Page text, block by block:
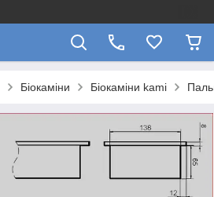
Біокаміни Біокаміни kami